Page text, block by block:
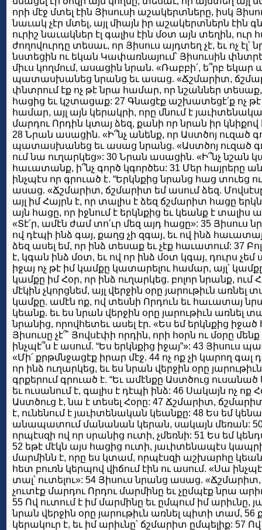
որի մէջ մտել էին Յիսուսի աշակերտները, իսկ
նաւակ չէր մտել, այլ միայն իր աշակերտներն էին
ուրիշ նաւակներ էլ գալիս էին մօտ այն տեղին, ուր
ժողովուրդը տեսաւ, որ Յիսուս այդտեղ չէ, եւ ոչ
նստեցին ու եկան Կափառնայում՝ Յիսուսին
միւս կողմում, ասացին նրան. «Ռաբբի՛, ե՞րբ եկար
պատասխանեց նրանց եւ ասաց. «Ճշմարիտ,
փնտրում էք ոչ թէ նրա համար, որ նշաններ տեսաք,
հացից եւ կշտացաք: 27 Գնացէք աշխատեցէ՛ք ոչ
համար, այլ այն կերակրի, որը մնում է
մարդու Որդին կտայ ձեզ, քանի որ նրան իր
28 Նրան ասացին. «Ի՞նչ անենք, որ Աստծոյ ուզած
պատասխանեց եւ ասաց նրանց. «Աստծոյ ուզած
ում նա ուղարկեց»: 30 Նրան ասացին. «Ի՞նչ նշան
հաւատանք, ի՞նչ գործ կգործես: 31 Մեր
ինչպէս որ գրուած է. “Երկնքից նրանց հաց տուեց
ասաց. «Ճշմարիտ, ճշմարիտ եմ ասում ձեզ.
այլ իմ Հայրն է, որ տալիս է ձեզ ճշմարիտ հացը
այն հացը, որ իջնում է երկնքից եւ կեանք է
«Տէ՛ր, ամէն ժամ տո՛ւր մեզ այդ հացը»: 35
ով դէպի ինձ գայ, քաղց չի զգայ, եւ ով ինձ
ձեզ ասել եմ, որ ինձ տեսաք եւ չէք հաւատում: 37
է, կգան ինձ մօտ, եւ ով որ ինձ մօտ կգայ, դուրս
իջայ ոչ թէ իմ կամքը կատարելու համար, այլ՝
կամքը իմ Հօր, որ ինձ ուղարկեց. բոլոր նրանք, ում
մէկին չկորցնեմ, այլ վերջին օրը յարութիւն առնել
կամքը. ամէն ոք, ով տեսնի Որդուն եւ հաւատայ
կեանք. եւ ես նրան վերջին օրը յարութիւն առնել
նրանից, որովհետեւ ասել էր. «Ես եմ երկնքից
Յիսուսը չէ՞՝ Յովսէփի որդին, որի հօրն ու մօրը
ինչպէ՞ս է ասում. “Ես երկնքից իջայ”»: 43
«Մի՛ քրթմնջացէք իրար մէջ. 44 ոչ ոք չի կարող գալ
որ ինձ ուղարկեց, եւ ես նրան վերջին օրը
գրքերում գրուած է. “Եւ ամէնքը Աստծուց ուսանած
եւ ուսանում է, գալիս է դէպի ինձ: 46 Սակայն ոչ ոք
Աստծուց է, նա է տեսել Հօրը: 47 Ճշմարիտ,
է, ունենում է յաւիտենական կեանքը: 48 Ես եմ
անապատում մանանան կերան, սակայն մեռան: 50
որպէսզի ով որ սրանից ուտի, չմեռնի: 51 Ես եմ
52 եթէ մէկն այս հացից ուտի, յաւիտենապէս
մարմինն է, որը ես կտամ, որպէսզի աշխարհը
հետ բուռն կերպով վիճում էին ու ասում. «Սա
տալ՝ ուտելու»: 54 Յիսուս նրանց ասաց.
չուտէք մարդու Որդու մարմինը եւ չըմպէք նրա
55 Ով ուտում է իմ մարմինը եւ ըմպում իմ արիւնը,
նրան վերջին օրը յարութիւն առնել պիտի տամ,
կերակուր է, եւ իմ արիւնը՝ ճշմարիտ ըմպելիք: 57